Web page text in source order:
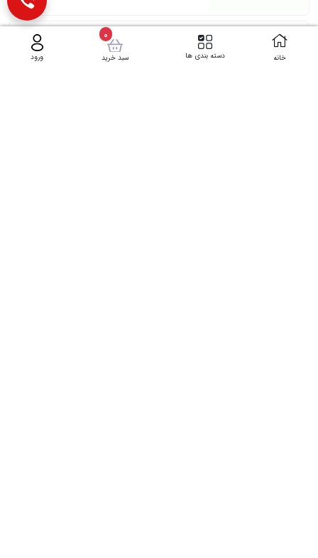
آمپلی فایر جی وی سی مدل KD-AX5101
خانه دسته بندی ها
0
سبد خرید ورود